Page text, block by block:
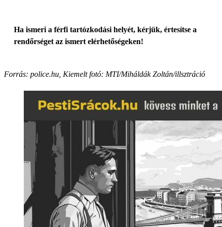
Ha ismeri a férfi tartózkodási helyét, kérjük, értesítse a
rendőrséget az ismert elérhetőségeken!
Forrás: police.hu, Kiemelt fotó: MTI/Miháldák Zoltán/illsztráció